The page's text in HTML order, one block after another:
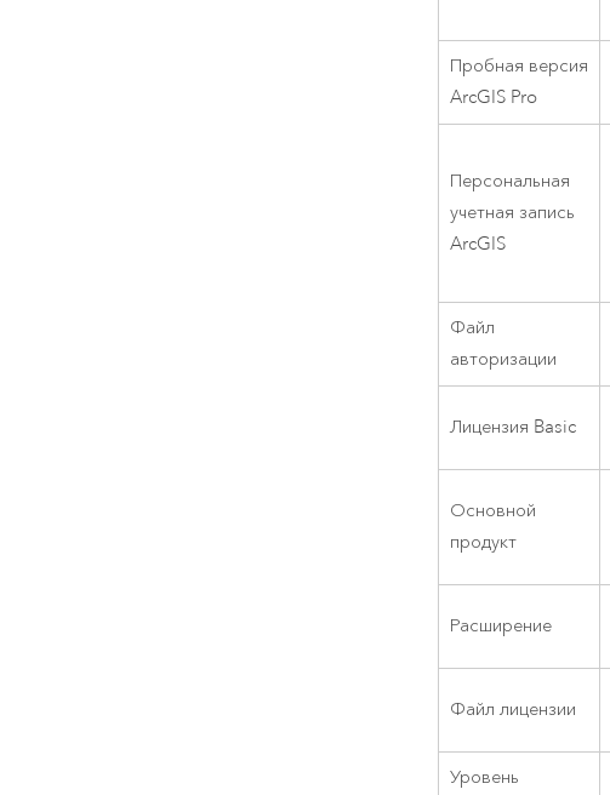
Пробная версия
ArcGIS Pro
Персональная
учетная запись
ArcGIS
Файл
авторизации
Лицензия Basic
Основной
продукт
Расширение
Файл лицензии
Уровень